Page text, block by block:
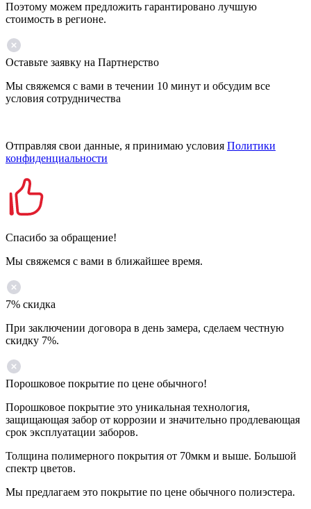
Поэтому можем предложить гарантировано лучшую
стоимость в регионе.
Оставьте заявку на Партнерство
Мы свяжемся с вами в течении 10 минут и обсудим все
условия сотрудничества
Отправляя свои данные, я принимаю условия Политики
конфиденциальности
Спасибо за обращение!
Мы свяжемся с вами в ближайшее время.
7% скидка
При заключении договора в день замера, сделаем честную
скидку 7%.
Порошковое покрытие по цене обычного!
Порошковое покрытие это уникальная технология,
защищающая забор от коррозии и значительно продлевающая
срок эксплуатации заборов.
Толщина полимерного покрытия от 70мкм и выше. Большой
спектр цветов.
Мы предлагаем это покрытие по цене обычного полиэстера.